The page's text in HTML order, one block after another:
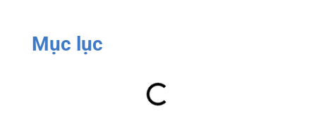
Mục lục